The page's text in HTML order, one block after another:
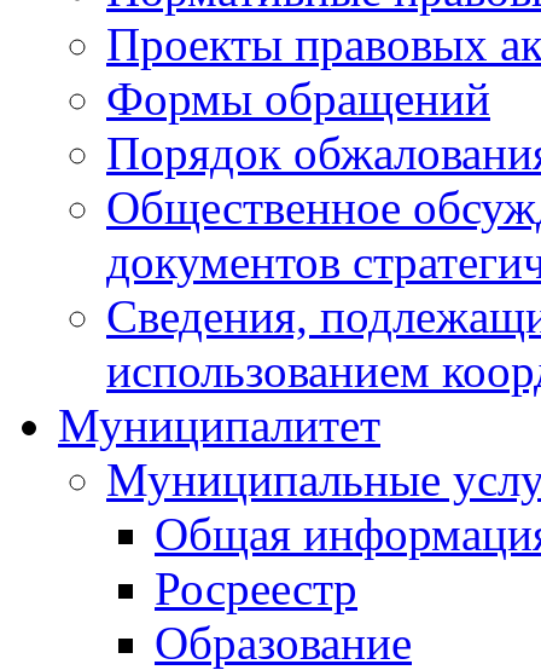
Проекты правовых
Формы обращений
Порядок
Общественное
документов
Сведения,
использованием
Муниципалитет
Муниципальные
Общая
Росреестр
Образование